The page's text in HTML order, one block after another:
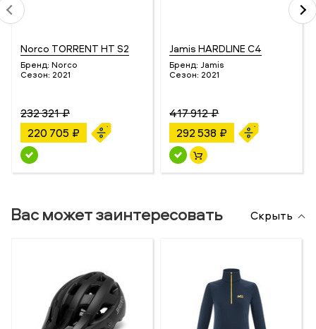
Norco TORRENT HT S2
Бренд: Norco
Сезон: 2021
232 321 ₽
220 705 ₽
Jamis HARDLINE C4
Бренд: Jamis
Сезон: 2021
417 912 ₽
292 538 ₽
Вас может заинтересовать Скрыть